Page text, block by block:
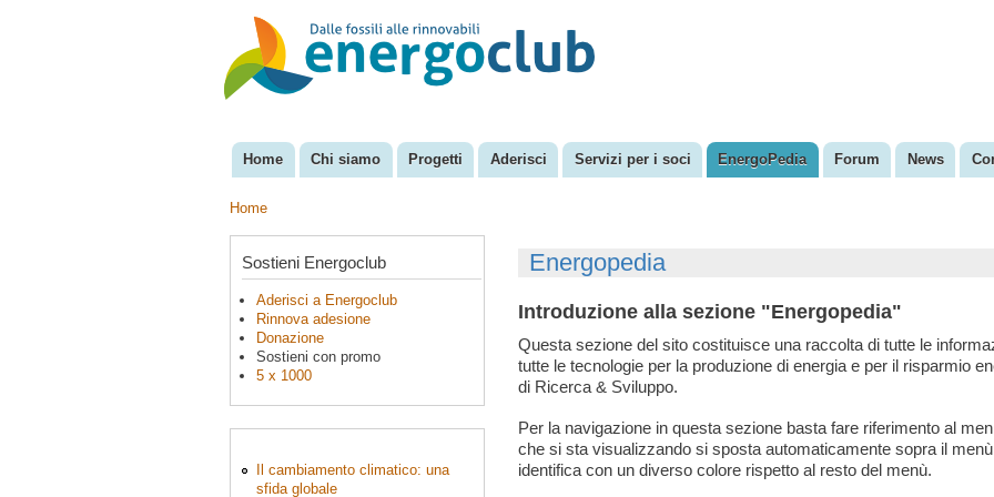
EnergoClub
per la
riconversione
del sistema
Menu principale
Home Chi siamo Progetti Aderisci Servizi per i soci EnergoPedia Forum News
Home
Sostieni Energoclub
Aderisci a Energoclub
Rinnova adesione
Donazione
Sostieni con promo
5 x 1000
Il cambiamento climatico: una
sfida globale
Energopedia
Introduzione alla sezione "Energopedia"
Questa sezione del sito costituisce una raccolta di tutte le
tutte le tecnologie per la produzione di energia e per il risparmio
di Ricerca & Sviluppo.
Per la navigazione in questa sezione basta fare riferimento al
che si sta visualizzando si sposta automaticamente sopra il
identifica con un diverso colore rispetto al resto del menù.